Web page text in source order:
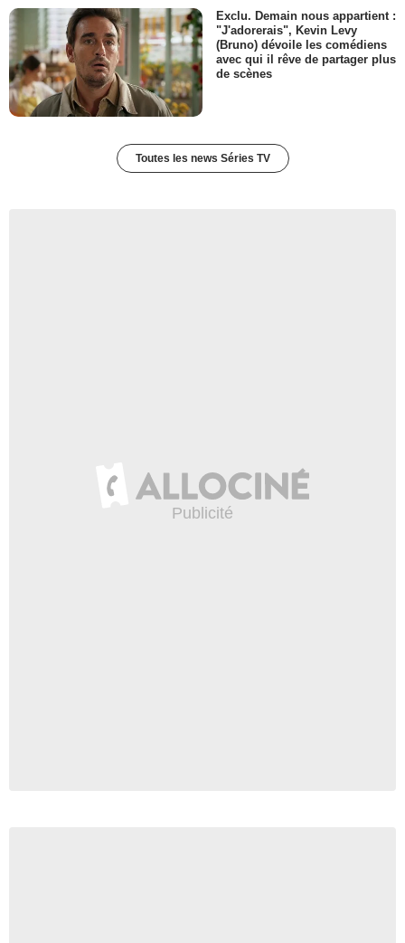
Exclu. Demain nous appartient :
"J'adorerais", Kevin Levy
(Bruno) dévoile les comédiens
avec qui il rêve de partager plus
de scènes
Toutes les news Séries TV